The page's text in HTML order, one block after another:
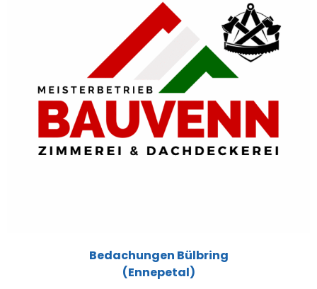
Bedachungen Bülbring
(Ennepetal)